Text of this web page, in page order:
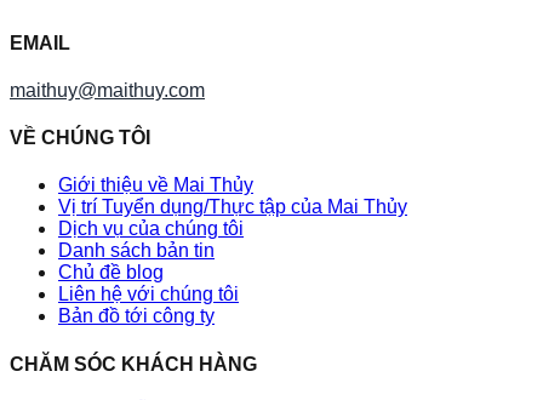
EMAIL
maithuy@maithuy.com
VỀ CHÚNG TÔI
Giới thiệu về Mai Thủy
Vị trí Tuyển dụng/Thực tập của Mai Thủy
Dịch vụ của chúng tôi
Danh sách bản tin
Chủ đề blog
Liên hệ với chúng tôi
Bản đồ tới công ty
CHĂM SÓC KHÁCH HÀNG